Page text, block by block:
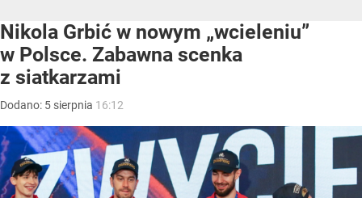
Nikola Grbić w nowym „wcieleniu”
w Polsce. Zabawna scenka
z siatkarzami
Dodano: 5 sierpnia 16:12